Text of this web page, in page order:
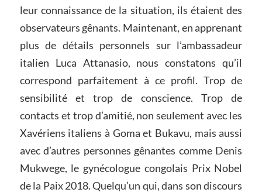
leur connaissance de la situation, ils étaient des
observateurs gênants. Maintenant, en apprenant
plus de détails personnels sur l’ambassadeur
italien Luca Attanasio, nous constatons qu’il
correspond parfaitement à ce profil. Trop de
sensibilité et trop de conscience. Trop de
contacts et trop d’amitié, non seulement avec les
Xavériens italiens à Goma et Bukavu, mais aussi
avec d’autres personnes gênantes comme Denis
Mukwege, le gynécologue congolais Prix Nobel
de la Paix 2018. Quelqu’un qui, dans son discours